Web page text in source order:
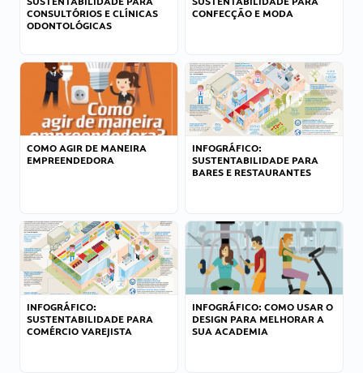
CONSULTÓRIOS E CLÍNICAS
ODONTOLÓGICAS
CONFECÇÃO E MODA
COMO AGIR DE MANEIRA
EMPREENDEDORA
INFOGRÁFICO:
SUSTENTABILIDADE PARA
BARES E RESTAURANTES
INFOGRÁFICO:
SUSTENTABILIDADE PARA
COMÉRCIO VAREJISTA
INFOGRÁFICO: COMO USAR O
DESIGN PARA MELHORAR A
SUA ACADEMIA